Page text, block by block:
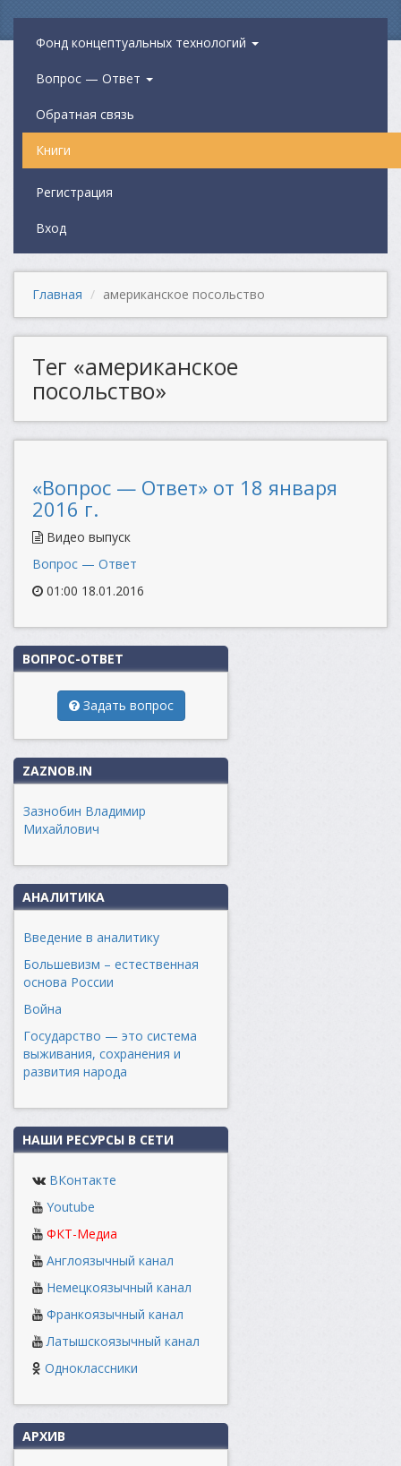
Фонд концептуальных технологий
Вопрос — Ответ
Обратная связь
Книги
Регистрация
Вход
Главная американское посольство
Тег «американское
посольство»
«Вопрос — Ответ» от 18 января
2016 г.
Видео выпуск
Вопрос — Ответ
01:00 18.01.2016
ВОПРОС-ОТВЕТ
Задать вопрос
ZAZNOB.IN
Зазнобин Владимир
Михайлович
АНАЛИТИКА
Введение в аналитику
Большевизм – естественная
основа России
Война
Государство — это система
выживания, сохранения и
развития народа
НАШИ РЕСУРСЫ В СЕТИ
ВКонтакте
Youtube
ФКТ-Медиа
Англоязычный канал
Немецкоязычный канал
Франкоязычный канал
Латышскоязычный канал
Одноклассники
АРХИВ